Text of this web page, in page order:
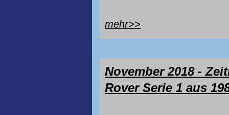
mehr>>
November 2018 -
Rover Serie 1 aus